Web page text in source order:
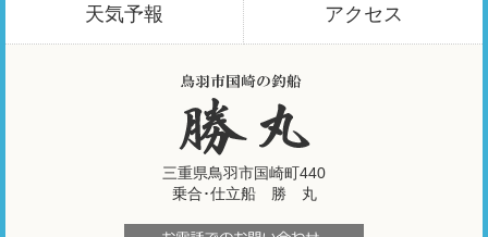
天気予報 アクセス
三重県鳥羽市国崎町440
乗合･仕立船 勝 丸